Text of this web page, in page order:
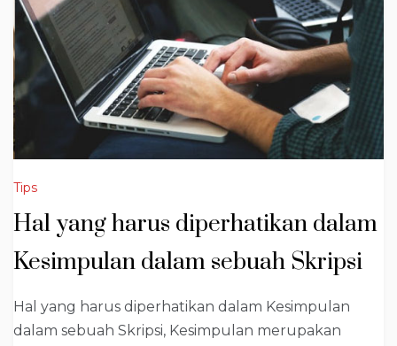
Tips
Hal yang harus diperhatikan dalam
Kesimpulan dalam sebuah Skripsi
Hal yang harus diperhatikan dalam Kesimpulan
dalam sebuah Skripsi, Kesimpulan merupakan